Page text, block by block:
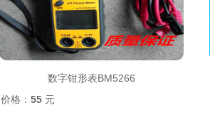
数字钳形表BM5266
价格： 55 元